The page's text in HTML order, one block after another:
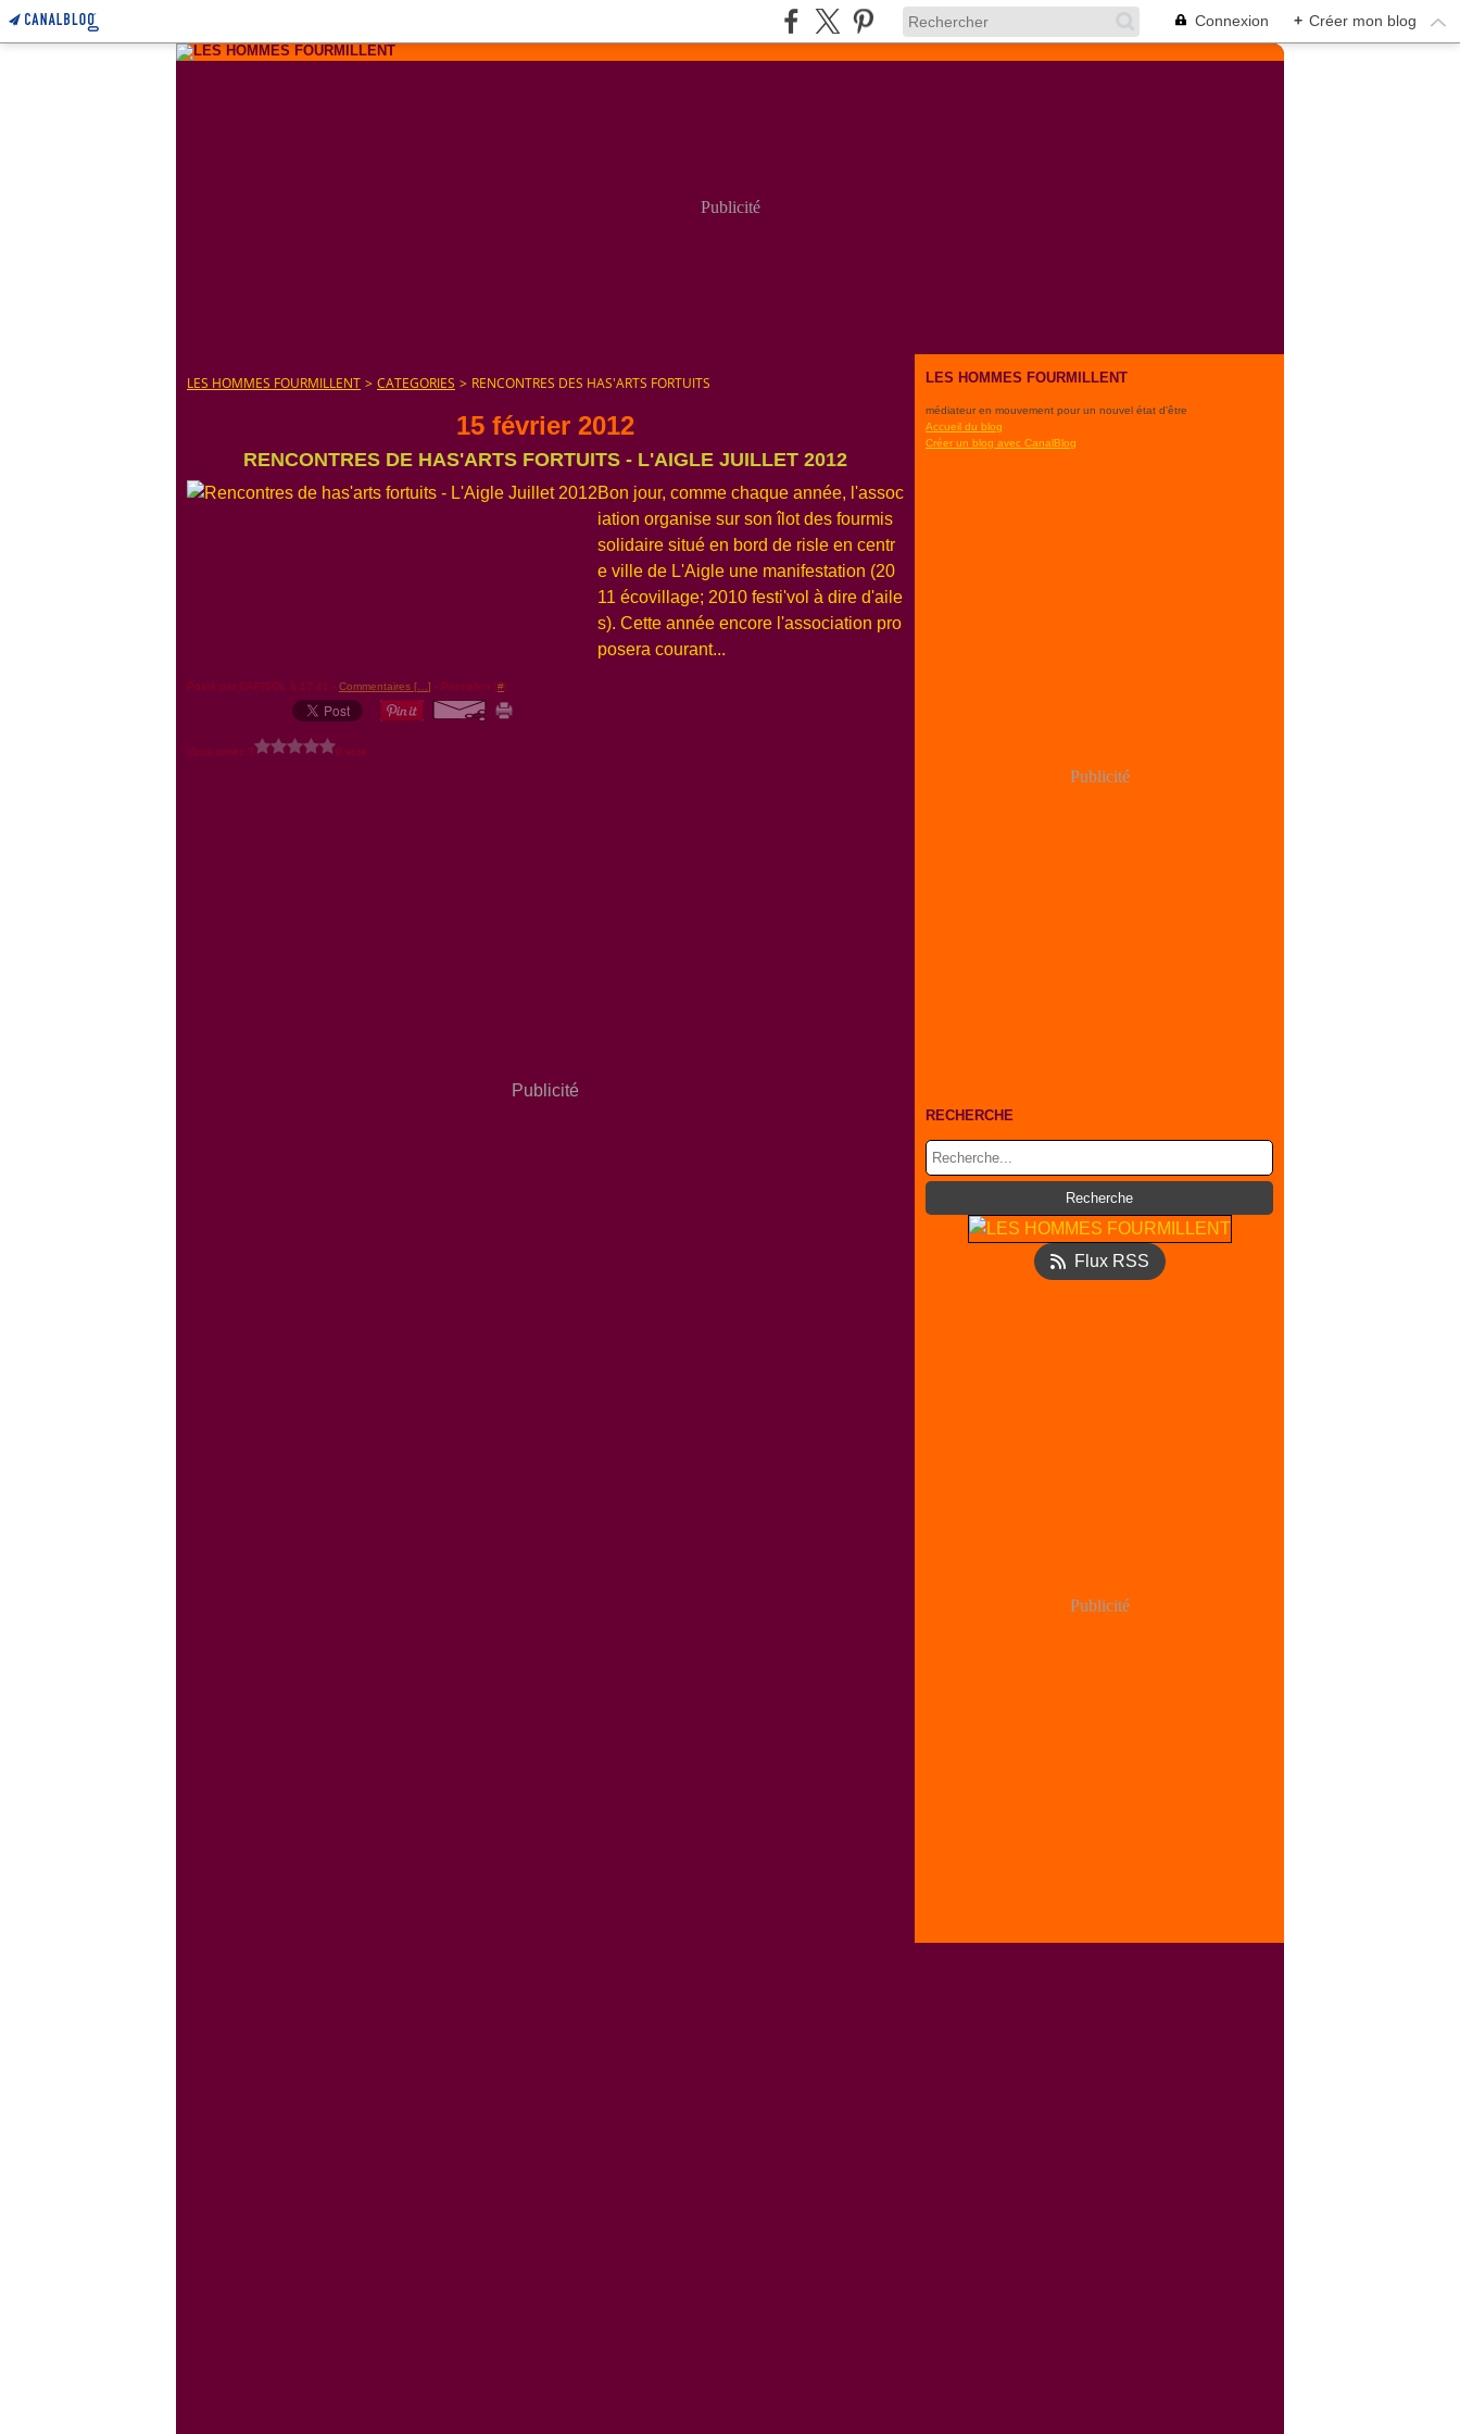
Connexion + Créer mon blog
Publicité
LES HOMMES FOURMILLENT > CATEGORIES > RENCONTRES DES HAS'ARTS FORTUITS
15 février 2012
RENCONTRES DE HAS'ARTS FORTUITS - L'AIGLE JUILLET 2012
Bon jour, comme chaque année, l'assoc
iation organise sur son îlot des fourmis
solidaire situé en bord de risle en centr
e ville de L'Aigle une manifestation (20
11 écovillage; 2010 festi'vol à dire d'aile
s). Cette année encore l'association pro
posera courant...
Posté par CAFISOL à 17:41 - Commentaires [ ] - Permalien [#]
Vous aimez ? 0 vote
Publicité
LES HOMMES FOURMILLENT
médiateur en mouvement pour un nouvel état d'être
Accueil du blog
Créer un blog avec CanalBlog
Publicité
RECHERCHE
Flux RSS
Publicité